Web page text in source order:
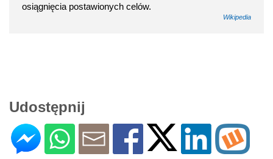
osiągnięcia postawionych celów.
Wikipedia
Udostępnij